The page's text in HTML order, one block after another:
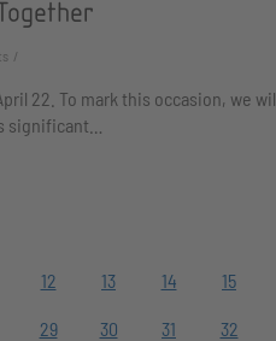
22. To mark this occasion, we
12 13 14 15
29 30 31 32